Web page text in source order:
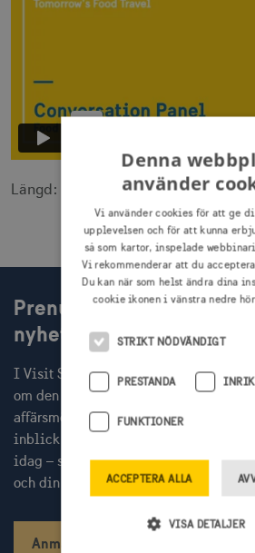
Längd: 29.29
Prenumerera på Visit
nyhetsbrev
I Visit Swedens nyhetsbrev får du
om den globala resenären,
affärsmöten med internationella
inblick i aktuella Sverigekampanjer.
idag – så missar du inget av det som
och din kommunikation.
Anmäl dig
Denna
använder
Vi använder cookies för att ge
upplevelsen och för att kunna
så som kartor, inspelade
Vi rekommenderar att du
Du kan när som helst ändra dina
cookie ikonen i vänstra nedre
STRIKT NÖDVÄNDIGT
PRESTANDA
FUNKTIONER
ACCEPTERA ALLA
VISA DETALJER